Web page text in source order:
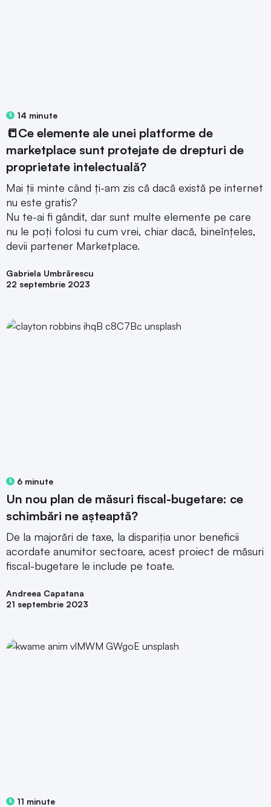
14 minute
📒Ce elemente ale unei platforme de
marketplace sunt protejate de drepturi de
proprietate intelectuală?
Mai ții minte când ți-am zis că dacă există pe internet
nu este gratis?
Nu te-ai fi gândit, dar sunt multe elemente pe care
nu le poți folosi tu cum vrei, chiar dacă, bineînțeles,
devii partener Marketplace.
Gabriela Umbrărescu
22 septembrie 2023
6 minute
Un nou plan de măsuri fiscal-bugetare: ce
schimbări ne așteaptă?
De la majorări de taxe, la dispariția unor beneficii
acordate anumitor sectoare, acest proiect de măsuri
fiscal-bugetare le include pe toate.
Andreea Capatana
21 septembrie 2023
11 minute